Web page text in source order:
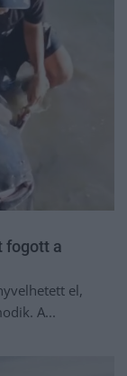
fogott a
el,
A...